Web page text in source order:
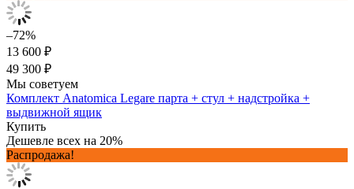
–72%
13 600 ₽
49 300 ₽
Мы советуем
Комплект Anatomica Legare парта + стул + надстройка +
выдвижной ящик
Купить
Дешевле всех на 20%
Распродажа!